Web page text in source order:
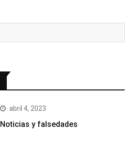
abril 4, 2023
Noticias y falsedades